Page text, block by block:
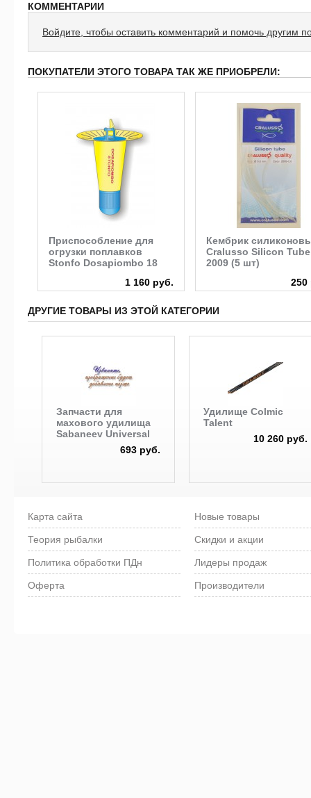
КОММЕНТАРИИ
Войдите, чтобы оставить комментарий и помочь другим
ПОКУПАТЕЛИ ЭТОГО ТОВАРА ТАК ЖЕ ПРИОБРЕЛИ:
Приспособление для
огрузки поплавков
Stonfo Dosapiombo 18
1 160 руб.
Кембрик
Cralusso Silicon Tube
2009 (5 шт)
250
ДРУГИЕ ТОВАРЫ ИЗ ЭТОЙ КАТЕГОРИИ
Запчасти для
махового удилища
Sabaneev Universal
693 руб.
Удилище Colmic
Talent
10 260 руб.
Карта сайта
Теория рыбалки
Политика обработки ПДн
Оферта
Новые товары
Скидки и акции
Лидеры продаж
Производители